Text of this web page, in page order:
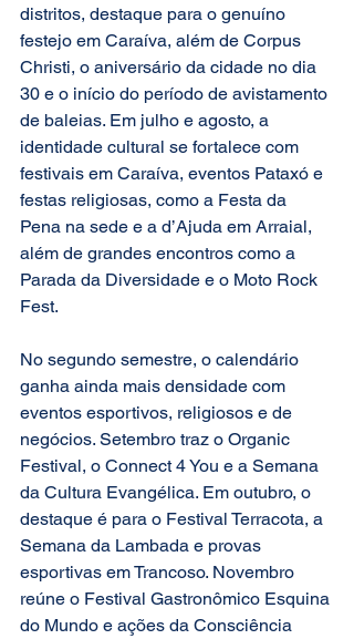
distritos, destaque para o genuíno
festejo em Caraíva, além de Corpus
Christi, o aniversário da cidade no dia
30 e o início do período de avistamento
de baleias. Em julho e agosto, a
identidade cultural se fortalece com
festivais em Caraíva, eventos Pataxó e
festas religiosas, como a Festa da
Pena na sede e a d’Ajuda em Arraial,
além de grandes encontros como a
Parada da Diversidade e o Moto Rock
Fest.
No segundo semestre, o calendário
ganha ainda mais densidade com
eventos esportivos, religiosos e de
negócios. Setembro traz o Organic
Festival, o Connect 4 You e a Semana
da Cultura Evangélica. Em outubro, o
destaque é para o Festival Terracota, a
Semana da Lambada e provas
esportivas em Trancoso. Novembro
reúne o Festival Gastronômico Esquina
do Mundo e ações da Consciência